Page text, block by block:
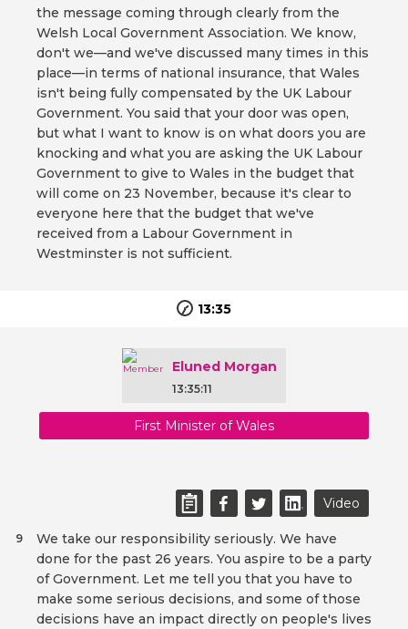
the message coming through clearly from the
Welsh Local Government Association. We know,
don't we—and we've discussed many times in this
place—in terms of national insurance, that Wales
isn't being fully compensated by the UK Labour
Government. You said that your door was open,
but what I want to know is on what doors you are
knocking and what you are asking the UK Labour
Government to give to Wales in the budget that
will come on 23 November, because it's clear to
everyone here that the budget that we've
received from a Labour Government in
Westminster is not sufficient.
13:35
Eluned Morgan
13:35:11
First Minister of Wales
Video
We take our responsibility seriously. We have
done for the past 26 years. You aspire to be a party
of Government. Let me tell you that you have to
make some serious decisions, and some of those
decisions have an impact directly on people's lives
9